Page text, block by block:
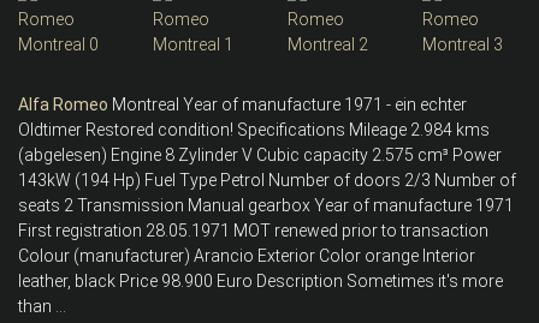
Alfa Romeo Montreal Year of manufacture 1971 - ein echter
Oldtimer Restored condition! Specifications Mileage 2.984 kms
(abgelesen) Engine 8 Zylinder V Cubic capacity 2.575 cm³ Power
143kW (194 Hp) Fuel Type Petrol Number of doors 2/3 Number of
seats 2 Transmission Manual gearbox Year of manufacture 1971
First registration 28.05.1971 MOT renewed prior to transaction
Colour (manufacturer) Arancio Exterior Color orange Interior
leather, black Price 98.900 Euro Description Sometimes it's more
than ...